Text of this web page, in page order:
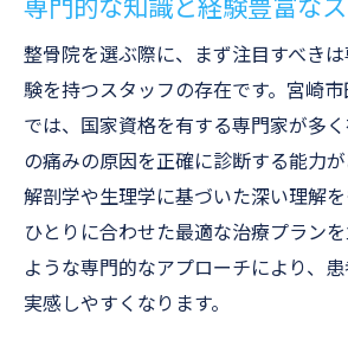
専門的な知識と経験豊富な
整骨院を選ぶ際に、まず注目すべき
験を持つスタッフの存在です。宮崎
では、国家資格を有する専門家が多
の痛みの原因を正確に診断する能力
解剖学や生理学に基づいた深い理解
ひとりに合わせた最適な治療プラン
ような専門的なアプローチにより、
実感しやすくなります。